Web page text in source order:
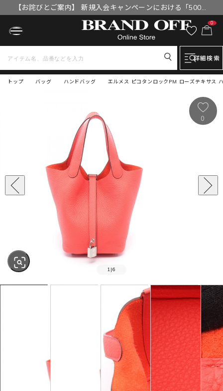
【お詫びとご案内】 新規入会キャンペーンにおける「500円
OFFクーポン」付与漏れと補填について
0
詳細検索
トップ エルメス ピコタンロックPM ローズテキサス
バッグ ハンドバッグ
1 |6
0